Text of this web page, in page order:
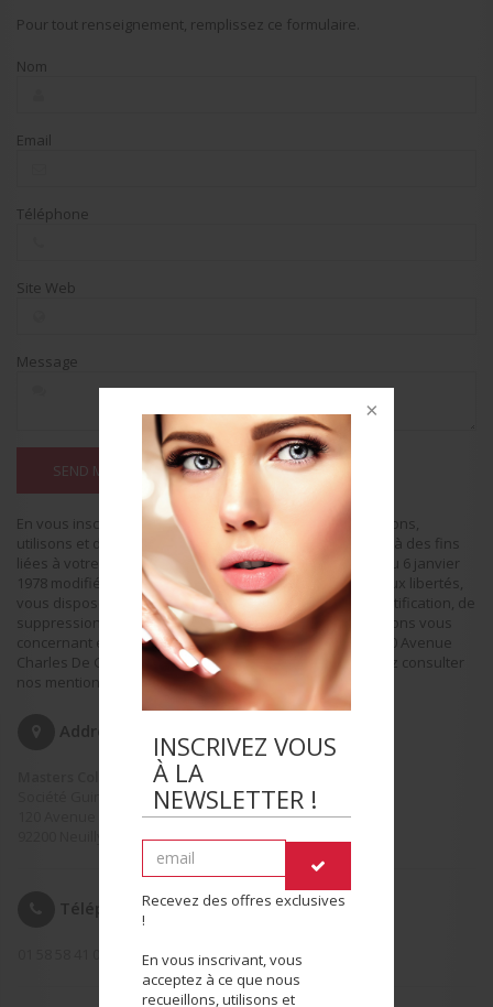
INSCRIVEZ VOUS
À LA
NEWSLETTER !
Recevez des offres exclusives
!
En vous inscrivant, vous
acceptez à ce que nous
recueillons, utilisons et
Pour tout renseignement, remplissez ce formulaire.
Nom
Email
Téléphone
Site Web
Message
En vous inscrivant, vous acceptez à ce que nous recueillons,
utilisons et divulguions vos renseignements personnels à des fins
liées à votre demande. Conformément à la loi n° 78-17 du 6 janvier
1978 modifiée, relative à l'informatique, aux fichiers et aux libertés,
vous disposez d'un droit d'accès, de modification, de rectification, de
suppression et d'opposition au traitement des informations vous
concernant en vous adressant à : Guinot SAS – DPO - 120 Avenue
Charles De Gaulle - 92200 Neuilly Sur Seine. Vous pouvez consulter
nos mentions légales.
Addresse
Société Guinot - Mary Cohr
120 Avenue Charles de Gaulle
92200 Neuilly Sur Seine
Téléphone